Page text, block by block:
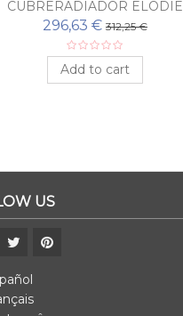
CUBRERADIADOR ELODIE
296,63 € 312,25 €
Add to cart
US